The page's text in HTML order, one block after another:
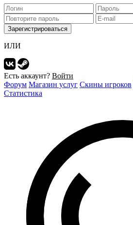
Зарегистрироваться
ИЛИ
Есть аккаунт? Войти
Форум Магазин услуг Скины игроков
Статистика